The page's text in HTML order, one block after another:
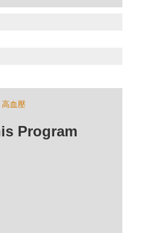
高血壓
Program